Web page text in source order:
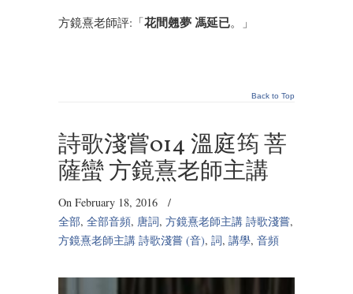
方鏡熹老師評:「花間翹夢 馮延已。」
Back to Top
詩歌淺嘗014 溫庭筠 菩
薩蠻 方鏡熹老師主講
On February 18, 2016
/
全部, 全部音頻, 唐詞, 方鏡熹老師主講 詩歌淺嘗,
方鏡熹老師主講 詩歌淺嘗 (音), 詞, 講學, 音頻
Audio